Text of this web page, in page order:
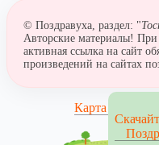
© Поздравуха, раздел: "
Авторские материалы!
активная ссылка на сайт
произведений на сайтах
Карта сайта